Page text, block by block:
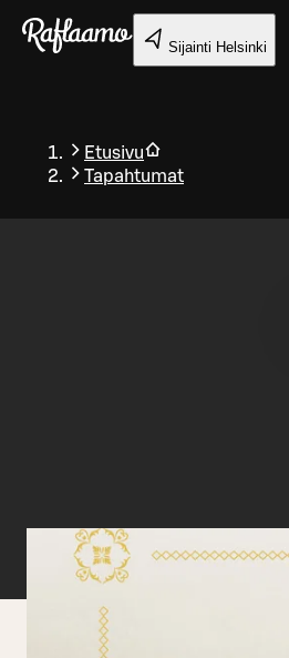
Siirry pääsisältöön
Sijainti Helsinki
Etusivu
Tapahtumat
Takaisin